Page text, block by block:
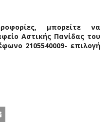
μπορείτε να
Αστικής Πανίδας του
2105540009- επιλογή